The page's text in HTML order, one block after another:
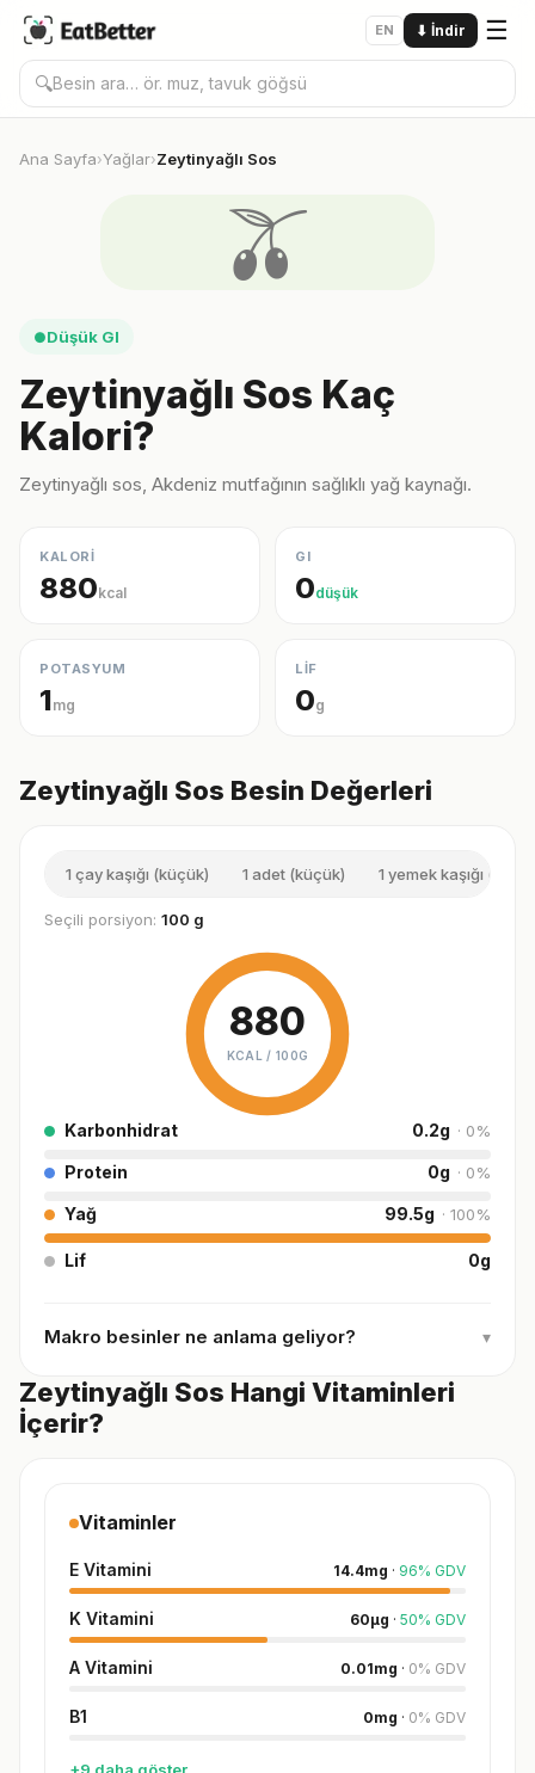
EN ⬇ İndir ☰
🔍
Ana Sayfa›Yağlar›Zeytinyağlı Sos
🫒
●Düşük GI
Zeytinyağlı Sos Kaç
Kalori?
Zeytinyağlı sos, Akdeniz mutfağının sağlıklı yağ kaynağı.
KALORİ
880kcal
GI
0düşük
POTASYUM
1mg
LİF
0g
Zeytinyağlı Sos Besin Değerleri
1 çay kaşığı (küçük) 1 adet (küçük) 1 yemek kaşığı (orta)
Seçili porsiyon: 100 g
880
KCAL / 100G
Karbonhidrat 0.2g · 0%
Protein 0g · 0%
Yağ 99.5g · 100%
Lif 0g
Makro besinler ne anlama geliyor? ▾
Zeytinyağlı Sos Hangi Vitaminleri
İçerir?
Vitaminler
E Vitamini 14.4mg · 96% GDV
K Vitamini 60µg · 50% GDV
A Vitamini 0.01mg · 0% GDV
B1 0mg · 0% GDV